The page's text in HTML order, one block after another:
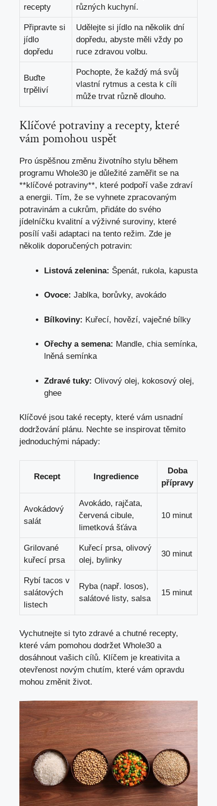
recepty
různých kuchyní.
Připravte si
jídlo
dopředu
Udělejte si jídlo na několik dní
dopředu, abyste měli vždy po
ruce zdravou volbu.
Buďte
trpěliví
Pochopte, že každý má svůj
vlastní rytmus a cesta k cíli
může trvat různě dlouho.
Klíčové potraviny a recepty, které
vám pomohou uspět
Pro úspěšnou změnu životního stylu během
programu Whole30 je důležité zaměřit se na
**klíčové potraviny**, které podpoří vaše zdraví
a energii. Tím, že se vyhnete zpracovaným
potravinám a cukrům, přidáte do svého
jídelníčku kvalitní a výživné suroviny, které
posílí vaši adaptaci na tento režim. Zde je
několik doporučených potravin:
Listová zelenina: Špenát, rukola, kapusta
Ovoce: Jablka, borůvky, avokádo
Bílkoviny: Kuřecí, hovězí, vaječné bílky
Ořechy a semena: Mandle, chia semínka,
lněná semínka
Zdravé tuky: Olivový olej, kokosový olej,
ghee
Klíčové jsou také recepty, které vám usnadní
dodržování plánu. Nechte se inspirovat těmito
jednoduchými nápady:
Recept Ingredience
Doba
přípravy
Avokádový
salát
Avokádo, rajčata,
červená cibule,
limetková šťáva
10 minut
Grilované
kuřecí prsa
Kuřecí prsa, olivový
olej, bylinky
30 minut
Rybí tacos v
salátových
listech
Ryba (např. losos),
salátové listy, salsa
15 minut
Vychutnejte si tyto zdravé a chutné recepty,
které vám pomohou dodržet Whole30 a
dosáhnout vašich cílů. Klíčem je kreativita a
otevřenost novým chutím, které vám opravdu
mohou změnit život.